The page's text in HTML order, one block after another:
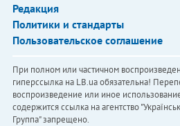
Редакция
Политики и стандарты
Пользовательское соглашение
При полном или частичном
гиперссылка на LB.ua обязательна!
воспроизведение или иное
содержится ссылка на агентство
Группа" запрещено.